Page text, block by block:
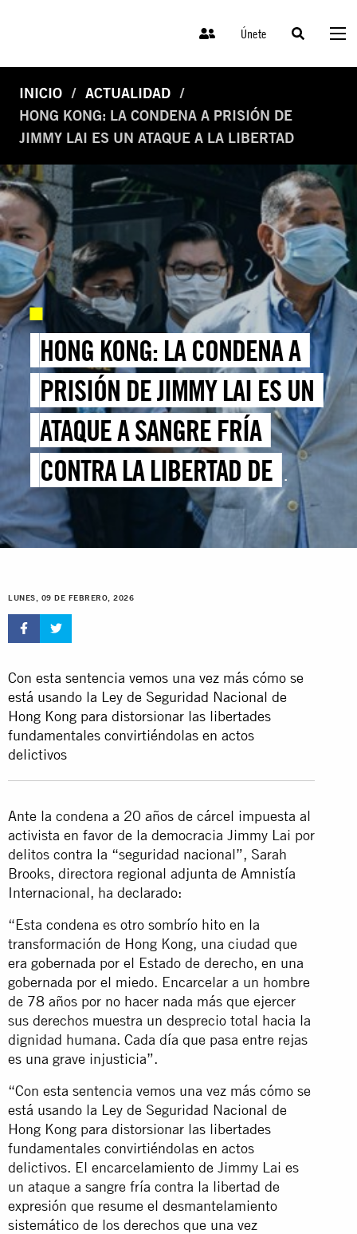
Únete
INICIO
ACTUALIDAD
HONG KONG: LA CONDENA A PRISIÓN DE
JIMMY LAI ES UN ATAQUE A LA LIBERTAD
HONG KONG: LA CONDENA A
PRISIÓN DE JIMMY LAI ES UN
ATAQUE A SANGRE FRÍA
CONTRA LA LIBERTAD DE
EXPRESIÓN
LUNES, 09 DE FEBRERO, 2026
Con esta sentencia vemos una vez más cómo se
está usando la Ley de Seguridad Nacional de
Hong Kong para distorsionar las libertades
fundamentales convirtiéndolas en actos
delictivos
Ante la condena a 20 años de cárcel impuesta al
activista en favor de la democracia Jimmy Lai por
delitos contra la “seguridad nacional”, Sarah
Brooks, directora regional adjunta de Amnistía
Internacional, ha declarado:
“Esta condena es otro sombrío hito en la
transformación de Hong Kong, una ciudad que
era gobernada por el Estado de derecho, en una
gobernada por el miedo. Encarcelar a un hombre
de 78 años por no hacer nada más que ejercer
sus derechos muestra un desprecio total hacia la
dignidad humana. Cada día que pasa entre rejas
es una grave injusticia”.
“Con esta sentencia vemos una vez más cómo se
está usando la Ley de Seguridad Nacional de
Hong Kong para distorsionar las libertades
fundamentales convirtiéndolas en actos
delictivos. El encarcelamiento de Jimmy Lai es
un ataque a sangre fría contra la libertad de
expresión que resume el desmantelamiento
sistemático de los derechos que una vez